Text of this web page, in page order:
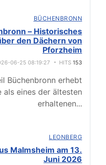
BÜCHENBRONN
– Historisches
den Dächern von
Pforzheim
06-25 08:19:27 HITS 153
Büchenbronn erhebt
als eines der ältesten
erhaltenen...
LEONBERG
Malmsheim am 13.
Juni 2026